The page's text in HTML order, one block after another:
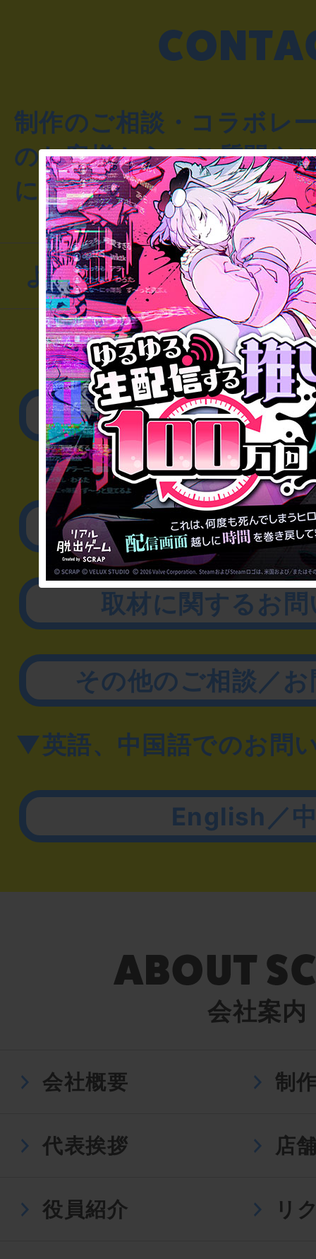
制作のご相談・コラボレ
のお客様からのご質問や
にお問い合わせください
よくあるお問い合わせ
▼一般のお客様
公演内容、チケット
▼企業／法人の方
リアル脱出ゲーム制作
取材に関するお
その他のご相談／
▼英語、中国語でのお問
English／
会社案内
会社概要 制
代表挨拶 店
役員紹介 リ